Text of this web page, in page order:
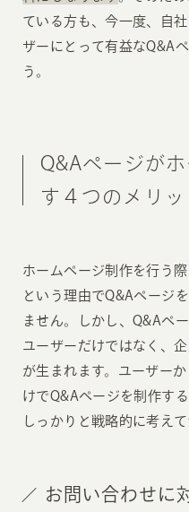
ている方も、今一度、自
ザーにとって有益なQ&A
う。
Q&Aページが
す４つのメリッ
ホームページ制作を行う
という理由でQ&Aページ
ません。しかし、Q&Aペ
ユーザーだけではなく、
が生まれます。ユーザー
けでQ&Aページを制作す
しっかりと戦略的に考え
お問い合わせに